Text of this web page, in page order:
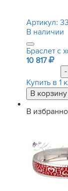
Артикул:
В наличии
Браслет с
10 817
-
Купить в 1
В